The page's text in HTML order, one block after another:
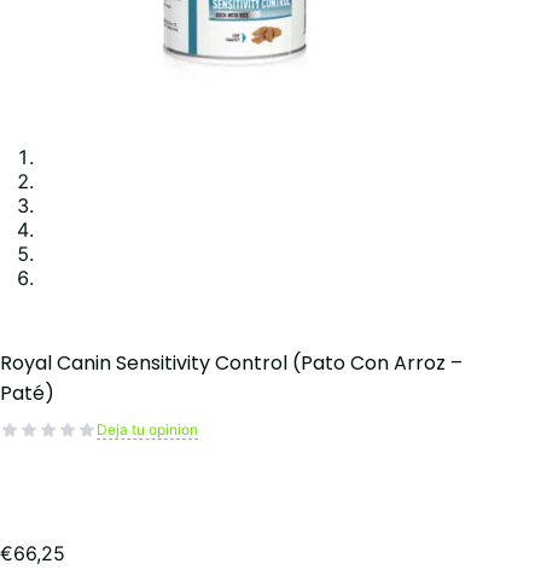
Royal Canin Sensitivity Control (Pato Con Arroz –
Paté)
Deja tu opinion
€66,25